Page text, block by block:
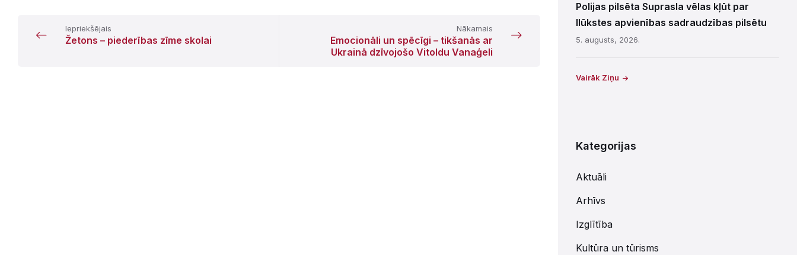
Iepriekšējais
Žetons – piederības zīme skolai
Nākamais
Emocionāli un spēcīgi – tikšanās ar
Ukrainā dzīvojošo Vitoldu Vanaģeli
Polijas pilsēta Suprasla vēlas kļūt par
Ilūkstes apvienības sadraudzības pilsētu
5. augusts, 2026.
Vairāk Ziņu
Kategorijas
Aktuāli
Arhīvs
Izglītība
Kultūra un tūrisms